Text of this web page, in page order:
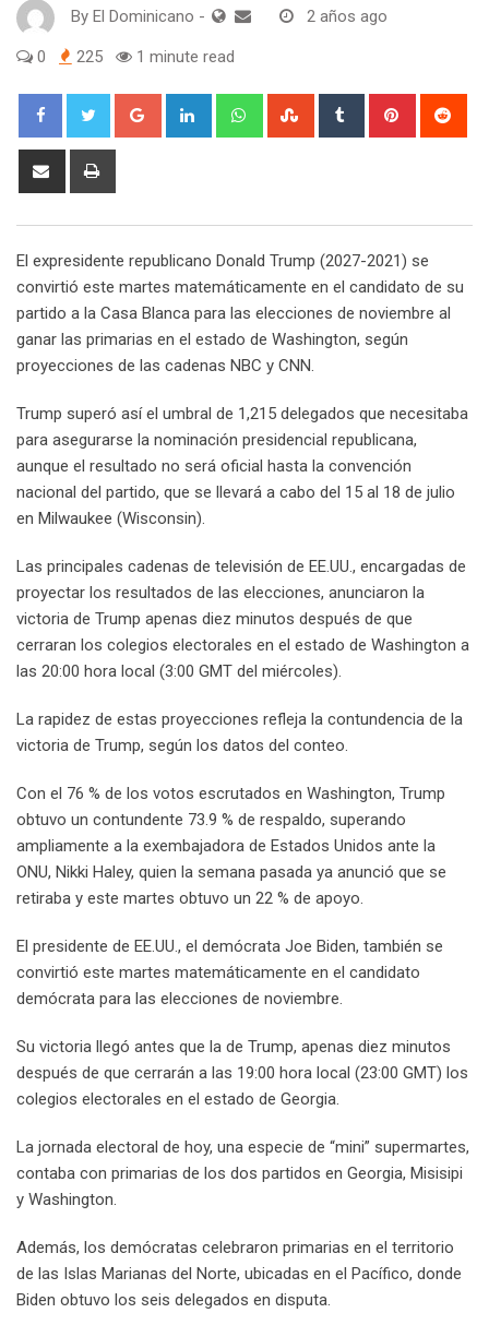
By El Dominicano - 2 años ago
0 225 1 minute read
Google+ LinkedIn WhatsappStumbleUpon
Tumblr Pinterest
Share
El expresidente republicano Donald Trump (2027-2021) se
convirtió este martes matemáticamente en el candidato de su
partido a la Casa Blanca para las elecciones de noviembre al
ganar las primarias en el estado de Washington, según
proyecciones de las cadenas NBC y CNN.
Trump superó así el umbral de 1,215 delegados que necesitaba
para asegurarse la nominación presidencial republicana,
aunque el resultado no será oficial hasta la convención
nacional del partido, que se llevará a cabo del 15 al 18 de julio
en Milwaukee (Wisconsin).
Las principales cadenas de televisión de EE.UU., encargadas de
proyectar los resultados de las elecciones, anunciaron la
victoria de Trump apenas diez minutos después de que
cerraran los colegios electorales en el estado de Washington a
las 20:00 hora local (3:00 GMT del miércoles).
La rapidez de estas proyecciones refleja la contundencia de la
victoria de Trump, según los datos del conteo.
Con el 76 % de los votos escrutados en Washington, Trump
obtuvo un contundente 73.9 % de respaldo, superando
ampliamente a la exembajadora de Estados Unidos ante la
ONU, Nikki Haley, quien la semana pasada ya anunció que se
retiraba y este martes obtuvo un 22 % de apoyo.
El presidente de EE.UU., el demócrata Joe Biden, también se
convirtió este martes matemáticamente en el candidato
demócrata para las elecciones de noviembre.
Su victoria llegó antes que la de Trump, apenas diez minutos
después de que cerrarán a las 19:00 hora local (23:00 GMT) los
colegios electorales en el estado de Georgia.
La jornada electoral de hoy, una especie de “mini” supermartes,
contaba con primarias de los dos partidos en Georgia, Misisipi
y Washington.
Además, los demócratas celebraron primarias en el territorio
de las Islas Marianas del Norte, ubicadas en el Pacífico, donde
Biden obtuvo los seis delegados en disputa.